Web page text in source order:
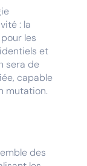
: la
les
et
sera de
capable
mutation.
des